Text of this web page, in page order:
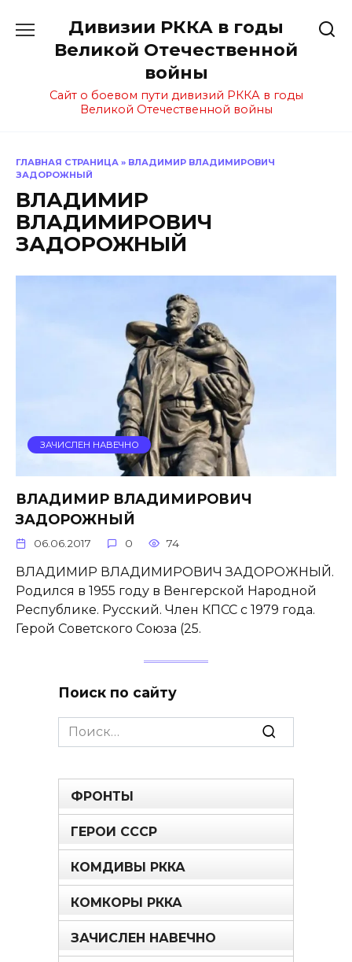
содержанию
Дивизии РККА в годы
Великой Отечественной
войны
Сайт о боевом пути дивизий РККА в годы
Великой Отечественной войны
ГЛАВНАЯ СТРАНИЦА » ВЛАДИМИР ВЛАДИМИРОВИЧ
ЗАДОРОЖНЫЙ
ВЛАДИМИР
ВЛАДИМИРОВИЧ
ЗАДОРОЖНЫЙ
ЗАЧИСЛЕН НАВЕЧНО
ВЛАДИМИР ВЛАДИМИРОВИЧ
ЗАДОРОЖНЫЙ
06.06.2017 0 74
ВЛАДИМИР ВЛАДИМИРОВИЧ ЗАДОРОЖНЫЙ.
Родился в 1955 году в Венгерской Народной
Республике. Русский. Член КПСС с 1979 года.
Герой Советского Союза (25.
Поиск по сайту
Search
for:
ФРОНТЫ
ГЕРОИ СССР
КОМДИВЫ РККА
КОМКОРЫ РККА
ЗАЧИСЛЕН НАВЕЧНО